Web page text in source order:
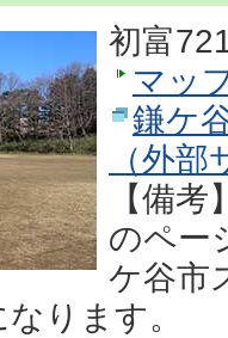
初富
マッ
鎌ケ
（外
【備
のペー
ケ谷市
ります。